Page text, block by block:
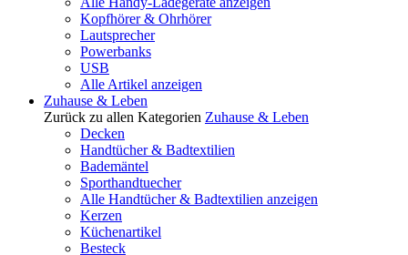
Kopfhörer & Ohrhörer
Lautsprecher
Powerbanks
USB
Alle Artikel anzeigen
Zuhause & Leben
Zurück zu allen Kategorien Zuhause & Leben
Decken
Handtücher & Badtextilien
Bademäntel
Sporthandtuecher
Alle Handtücher & Badtextilien anzeigen
Kerzen
Küchenartikel
Besteck